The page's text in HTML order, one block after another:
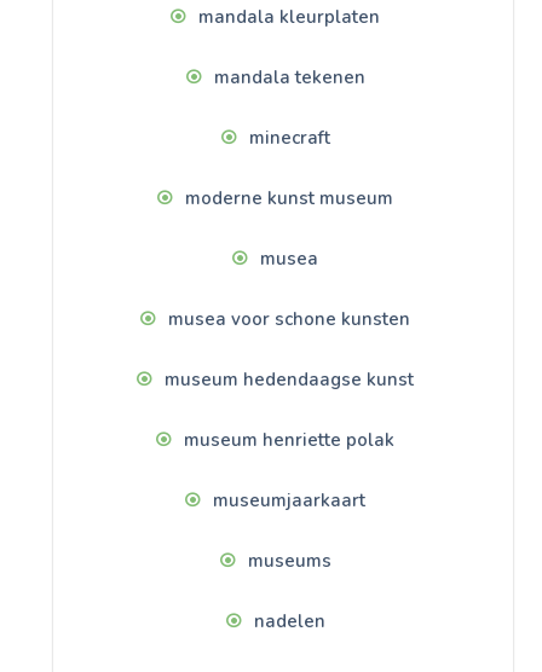
mandala kleurplaten
mandala tekenen
minecraft
moderne kunst museum
musea
musea voor schone kunsten
museum hedendaagse kunst
museum henriette polak
museumjaarkaart
museums
nadelen